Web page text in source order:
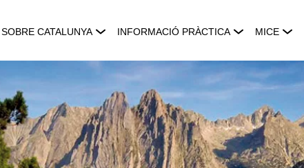
SOBRE CATALUNYA INFORMACIÓ PRÀCTICA MICE